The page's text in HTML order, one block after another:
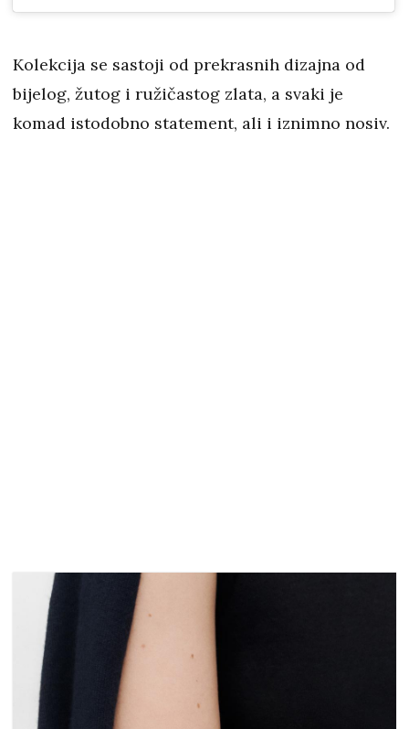
Kolekcija se sastoji od prekrasnih dizajna od
bijelog, žutog i ružičastog zlata, a svaki je
komad istodobno statement, ali i iznimno nosiv.